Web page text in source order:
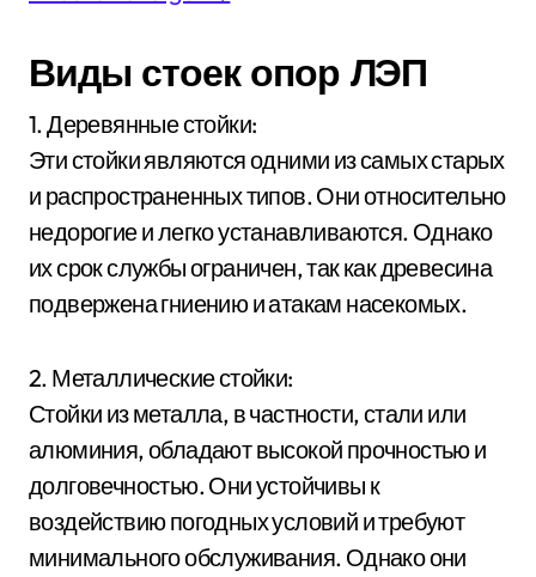
Виды стоек опор ЛЭП
1. Деревянные стойки:
Эти стойки являются одними из самых старых
и распространенных типов. Они относительно
недорогие и легко устанавливаются. Однако
их срок службы ограничен, так как древесина
подвержена гниению и атакам насекомых.
2. Металлические стойки:
Стойки из металла, в частности, стали или
алюминия, обладают высокой прочностью и
долговечностью. Они устойчивы к
воздействию погодных условий и требуют
минимального обслуживания. Однако они